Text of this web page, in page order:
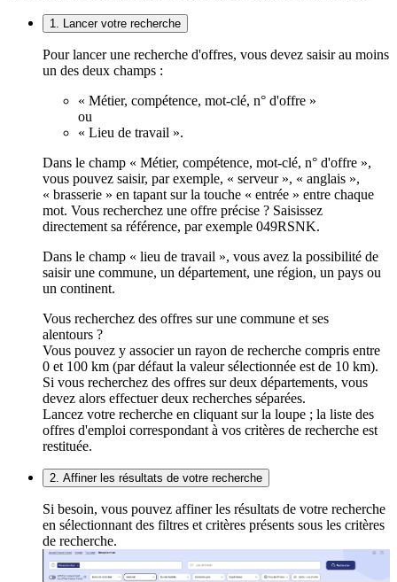
1. Lancer votre recherche
Pour lancer une recherche d'offres, vous devez saisir au moins
un des deux champs :
« Métier, compétence, mot-clé, n° d'offre »
ou
« Lieu de travail ».
Dans le champ « Métier, compétence, mot-clé, n° d'offre »,
vous pouvez saisir, par exemple, « serveur », « anglais »,
« brasserie » en tapant sur la touche « entrée » entre chaque
mot. Vous recherchez une offre précise ? Saisissez
directement sa référence, par exemple 049RSNK.
Dans le champ « lieu de travail », vous avez la possibilité de
saisir une commune, un département, une région, un pays ou
un continent.
Vous recherchez des offres sur une commune et ses
alentours ?
Vous pouvez y associer un rayon de recherche compris entre
0 et 100 km (par défaut la valeur sélectionnée est de 10 km).
Si vous recherchez des offres sur deux départements, vous
devez alors effectuer deux recherches séparées.
Lancez votre recherche en cliquant sur la loupe ; la liste des
offres d'emploi correspondant à vos critères de recherche est
restituée.
2. Affiner les résultats de votre recherche
Si besoin, vous pouvez affiner les résultats de votre recherche
en sélectionnant des filtres et critères présents sous les critères
de recherche.